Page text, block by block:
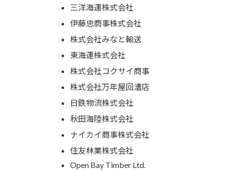
三洋海運株式会社
伊藤忠商事株式会社
株式会社みなと輸送
東海運株式会社
株式会社コクサイ商事
株式会社万年屋回漕店
日鉄物流株式会社
秋田海陸株式会社
ナイカイ商事株式会社
住友林業株式会社
Open Bay Timber Ltd.